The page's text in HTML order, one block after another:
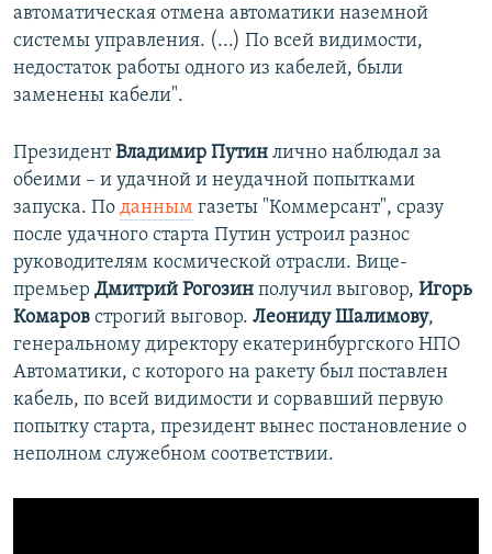
автоматическая отмена автоматики наземной
системы управления. (...) По всей видимости,
недостаток работы одного из кабелей, были
заменены кабели".
ПрезидентВладимир Путин лично наблюдал за
обеими – и удачной и неудачной попытками
запуска. По данным газеты "Коммерсант", сразу
после удачного старта Путин устроил разнос
руководителям космической отрасли. Вице-
премьер Дмитрий Рогозин получил выговор, Игорь
Комаров строгий выговор. Леониду Шалимову,
генеральному директору екатеринбургского НПО
Автоматики, с которого на ракету был поставлен
кабель, по всей видимости и сорвавший первую
попытку старта, президент вынес постановление о
неполном служебном соответствии.